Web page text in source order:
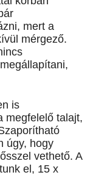
mert a
mérgező.
is
megfelelő talajt,
úgy, hogy
vethető. A
el, 15 x